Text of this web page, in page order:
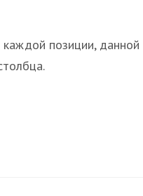
каждой позиции, данной